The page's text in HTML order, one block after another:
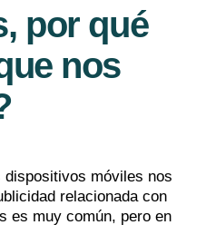
por qué
nos
dispositivos móviles nos
relacionada con
es muy común, pero en